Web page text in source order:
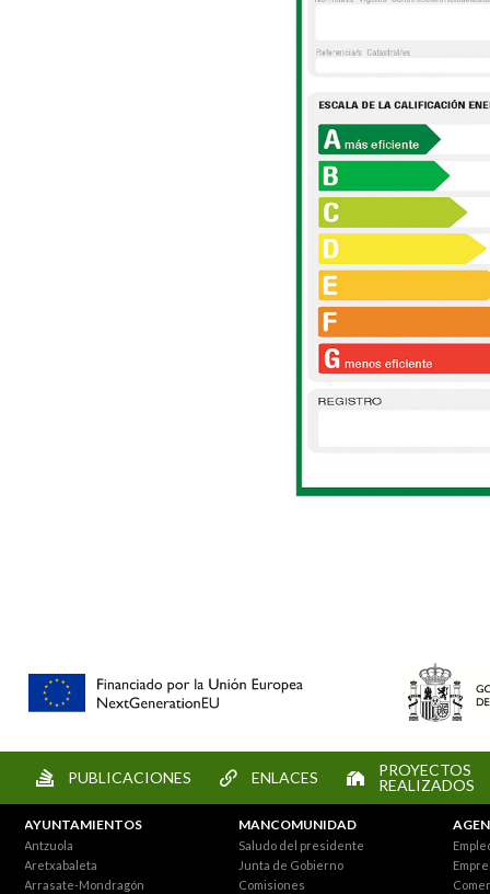
PUBLICACIONES ENLACES
PROYECTOS
REALIZADOS
AYUNTAMIENTOS
Antzuola
Aretxabaleta
Arrasate-Mondragón
MANCOMUNIDAD
Saludo del presidente
Junta de Gobierno
Comisiones